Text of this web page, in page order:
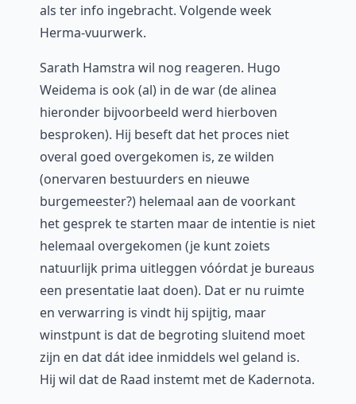
als ter info ingebracht. Volgende week
Herma-vuurwerk.
Sarath Hamstra wil nog reageren. Hugo
Weidema is ook (al) in de war (de alinea
hieronder bijvoorbeeld werd hierboven
besproken). Hij beseft dat het proces niet
overal goed overgekomen is, ze wilden
(onervaren bestuurders en nieuwe
burgemeester?) helemaal aan de voorkant
het gesprek te starten maar de intentie is niet
helemaal overgekomen (je kunt zoiets
natuurlijk prima uitleggen vóórdat je bureaus
een presentatie laat doen). Dat er nu ruimte
en verwarring is vindt hij spijtig, maar
winstpunt is dat de begroting sluitend moet
zijn en dat dát idee inmiddels wel geland is.
Hij wil dat de Raad instemt met de Kadernota.